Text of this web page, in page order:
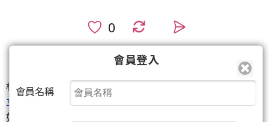
46
相關個股： 鴻海(2317)、台積電(2330)、大立光(3008)、大
立(4716)
如題
會員登入
會員名稱